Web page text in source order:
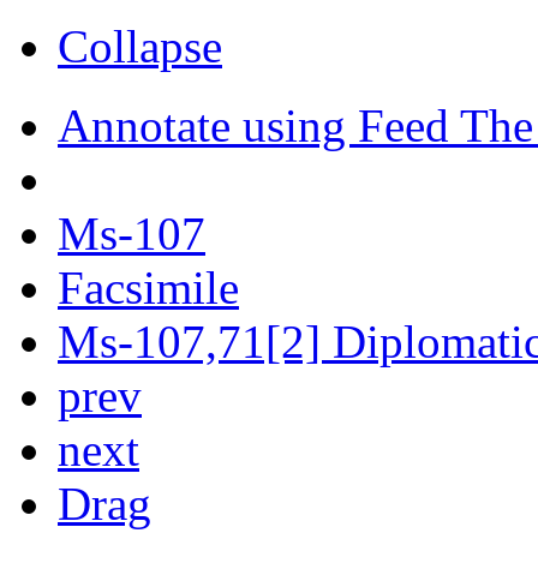
Collapse
Annotate using Feed
Ms-107
Facsimile
Ms-107,71[2]
prev
next
Drag